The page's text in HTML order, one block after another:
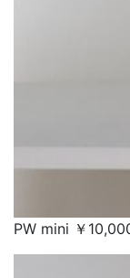
PW mini ￥